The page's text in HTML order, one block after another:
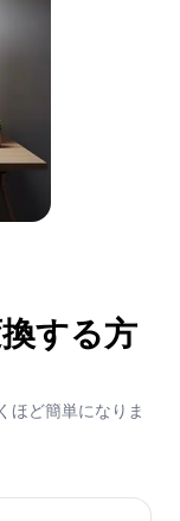
する方
ほど簡単になりま